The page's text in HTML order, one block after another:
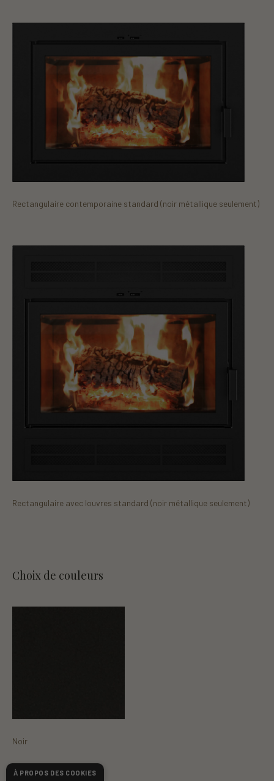
Rectangulaire contemporaine standard (noir métallique seulement)
Rectangulaire avec louvres standard (noir métallique seulement)
Choix de couleurs
Noir
À PROPOS DES COOKIES